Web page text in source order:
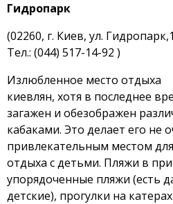
Гидропарк
(02260, г. Киев, ул.
Тел.: (044) 517-14-92 )
Излюбленное место отдыха
киевлян, хотя в последнее
загажен и обезображен
кабаками. Это делает его не
привлекательным местом для
отдыха с детьми. Пляжи в
упорядоченные пляжи (есть
детские), прогулки на